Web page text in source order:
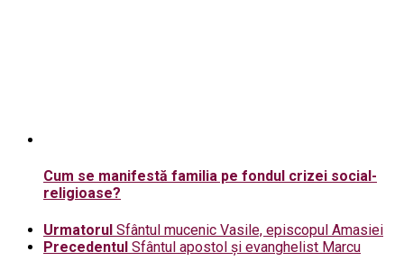
Cum se manifestă familia pe fondul crizei social-
religioase?
Urmatorul Sfântul mucenic Vasile, episcopul Amasiei
Precedentul Sfântul apostol și evanghelist Marcu